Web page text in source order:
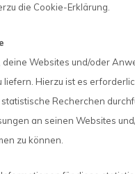
die Cookie-Erklärung.
deine Websites und/oder
liefern. Hierzu ist es
Recherchen
an seinen Websites
zu können.